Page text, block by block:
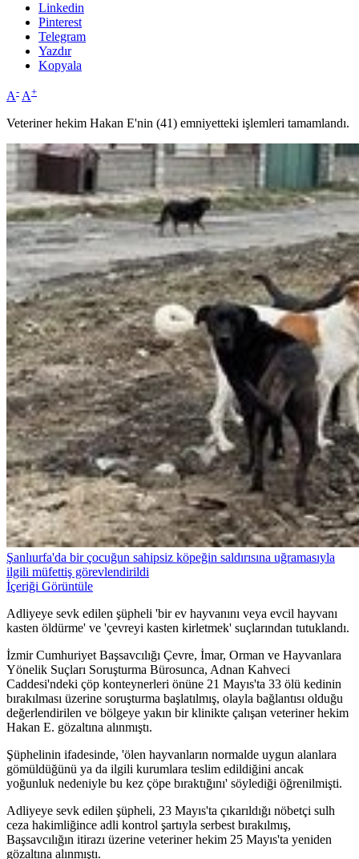
Linkedin
Pinterest
Telegram
Yazdır
Kopyala
A- A+
Veteriner hekim Hakan E'nin (41) emniyetteki işlemleri tamamlandı.
Şanlıurfa'da bir çocuğun sahipsiz köpeğin saldırısına uğramasıyla
ilgili müfettiş görevlendirildi
İçeriği Görüntüle
Adliyeye sevk edilen şüpheli 'bir ev hayvanını veya evcil hayvanı
kasten öldürme' ve 'çevreyi kasten kirletmek' suçlarından tutuklandı.
İzmir Cumhuriyet Başsavcılığı Çevre, İmar, Orman ve Hayvanlara
Yönelik Suçları Soruşturma Bürosunca, Adnan Kahveci
Caddesi'ndeki çöp konteynerleri önüne 21 Mayıs'ta 33 ölü kedinin
bırakılması üzerine soruşturma başlatılmış, olayla bağlantısı olduğu
değerlendirilen ve bölgeye yakın bir klinikte çalışan veteriner hekim
Hakan E. gözaltına alınmıştı.
Şüphelinin ifadesinde, 'ölen hayvanların normalde uygun alanlara
gömüldüğünü ya da ilgili kurumlara teslim edildiğini ancak
yoğunluk nedeniyle bu kez çöpe bıraktığını' söylediği öğrenilmişti.
Adliyeye sevk edilen şüpheli, 23 Mayıs'ta çıkarıldığı nöbetçi sulh
ceza hakimliğince adli kontrol şartıyla serbest bırakılmış,
Başsavcılığın itirazı üzerine veteriner hekim 25 Mayıs'ta yeniden
gözaltına alınmıştı.